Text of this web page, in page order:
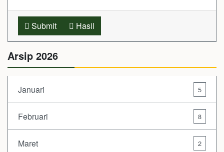
Submit Hasil
Arsip 2026
Januari 5
Februari 8
Maret 2